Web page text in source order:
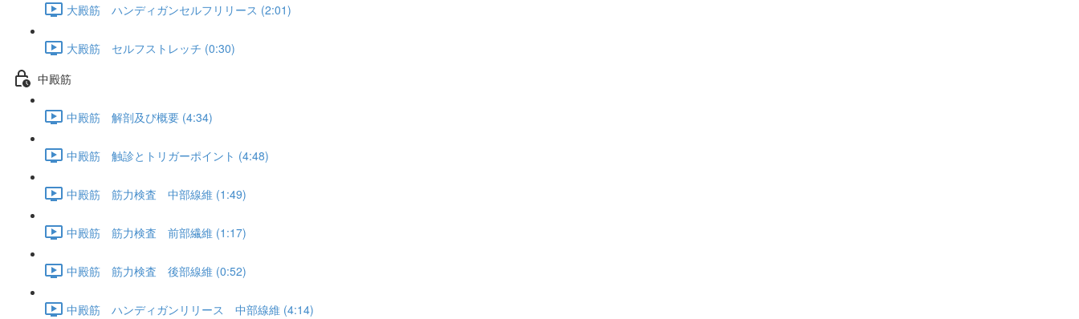
大殿筋 ハンディガンセルフリリース (2:01)
大殿筋 セルフストレッチ (0:30)
中殿筋
中殿筋 解剖及び概要 (4:34)
中殿筋 触診とトリガーポイント (4:48)
中殿筋 筋力検査 中部線維 (1:49)
中殿筋 筋力検査 前部繊維 (1:17)
中殿筋 筋力検査 後部線維 (0:52)
中殿筋 ハンディガンリリース 中部線維 (4:14)